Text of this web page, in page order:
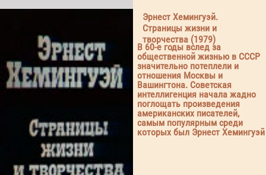
Эрнест Хемингуэй.
Страницы жизни и
творчества (1979)
В 60-е годы вслед за
общественной жизнью в СССР
значительно потеплели и
отношения Москвы и
Вашингтона. Советская
интеллигенция начала жадно
поглощать произведения
американских писателей,
самым популярным среди
которых был Эрнест Хемингуэй